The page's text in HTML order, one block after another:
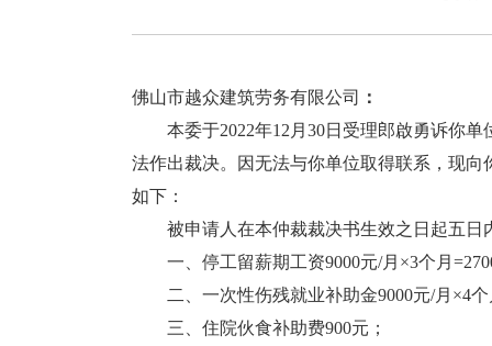
佛山市越众建筑劳务有限公司
：
本委于2022年12月30日受理郎啟勇诉你单
法作出裁决。因无法与你单位取得联系，现
如下：
被申请人在本仲裁裁决书生效之日起五日
一、停工留薪期工资9000元/月×3个月
二、一次性伤残就业补助金9000元/月×4个
三、住院伙食补助费900元；